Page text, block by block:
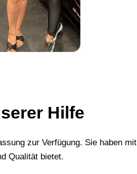
Hilfe
zur Verfügung. Sie haben mit
Qualität bietet.